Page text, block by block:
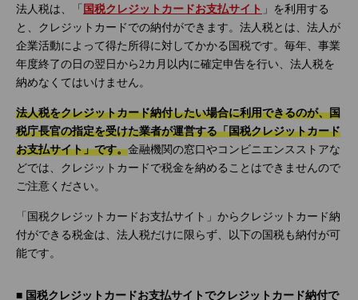
法人税は、「 国税クレジットカードお支払サイト 」を利用する
と、クレジットカードでの納付ができます。法人税とは、法人が
企業活動によって得た所得に対してかかる国税です。毎年、事業
年度終了の日の翌日から2カ月以内に確定申告を行い、法人税を
納めなくてはいけません。
法人税をクレジットカード納付したい場合に利用できるのが、国
税庁長官の指定を受けた業者が運営する「国税クレジットカード
お支払サイト」です。金融機関の窓口やコンビニエンスストアな
どでは、クレジットカードで税金を納めることはできませんので
ご注意ください。
「国税クレジットカードお支払サイト」からクレジットカード納
付ができる税金は、法人税だけに限らず、以下の国税も納付が可
能です。
■ 国税クレジットカードお支払サイトでクレジットカード納付で